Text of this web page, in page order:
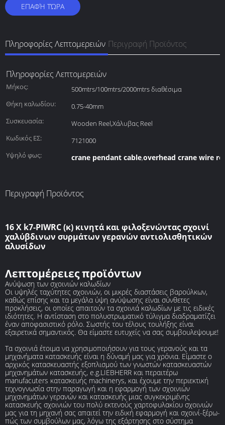
ΕΠΑΦΉ ΤΏΡΑ
Πληροφορίες Λεπτομερειών Περιγραφή Προϊόντος
Πληροφορίες Λεπτομερειών
Μήκος:
500mtrs/100mtrs/2000mtrs διαθέσιμα
Θήκη καλωδίου:
0.75-40mm
Συσκευασία:
Wooden Reel,Χάλυβας Reel
Κωδικός ΕΣ:
7121000
Υψηλό φως:
crane pendant cable,overhead crane wire
Περιγραφή Προϊόντος
16 Χ k7-PIWRC (κ) κινητά και φιλοξενώντας σχοινί
χαλύβδινων συρμάτων γερανών αντιολισθητικών
αλυσίδων
Λεπτομέρειες προϊόντων
Ανύψωση των σχοινιών καλωδίων
Οι υψηλές ταχύτητες σχοινιών, οι μικρές διαστάσεις βαρούλκων,
καθώς επίσης και τα μεγάλα ύψη ανύψωσης είναι σύνθετες
προκλήσεις, οι οποίες απαιτούν τα σχοινιά καλωδίων με τις ειδικές
ιδιότητες. Η αντίσταση στο πολυστρωματικό τύλιγμα διαδραματίζει
έναν αποφασιστικό ρόλο. Σωστής του τέλους τουλήξης είναι
εξαιρετικά σημαντικός. Θα είμαστε ευτυχείς να σας συμβουλεψουμε!
Τα σχοινιά έτοιμα να χρησιμοποιήσουν για τους γερανούς και τα
μηχανήματα κατασκευής είναι η δύναμή μας για χρόνια. Είμαστε ο
αρχικός κατασκευαστής εξοπλισμού των γνωστών κατασκευαστών
μηχανημάτων κατασκευής, e.g.LIEBHERR και περαιτέρω
manufacuters κατασκευής machinerys, και έχουμε την περιεκτική
τεχνογνωσία στην παραγωγή και η εφαρμογή των σχοινιών
μηχανημάτων γερανών και κατασκευής μιας συγκεκριμένης
κατασκευής σχοινιών του πολύ εκτενούς χαρτοφυλακίου σχοινιών
μας για τη μηχανή σας απαιτεί την ειδική εφαρμογή και σχοινί-ξέρω-
πώς των συμβούλων μας, λόγω της εξάρτησης στο σύστημα